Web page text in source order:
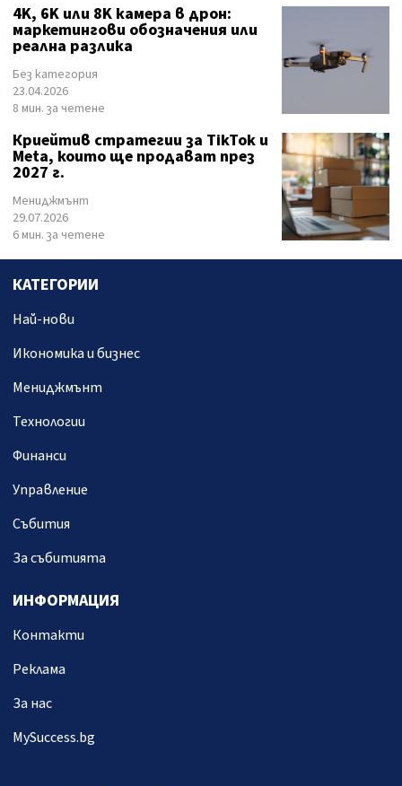
4K, 6K или 8K камера в дрон:
маркетингови обозначения или
реална разлика
Без категория
23.04.2026
8 мин. за четене
Криейтив стратегии за TikTok и
Meta, които ще продават през
2027 г.
Мениджмънт
29.07.2026
6 мин. за четене
КАТЕГОРИИ
Най-нови
Икономика и бизнес
Мениджмънт
Технологии
Финанси
Управление
Събития
За събитията
ИНФОРМАЦИЯ
Контакти
Реклама
За нас
MySuccess.bg